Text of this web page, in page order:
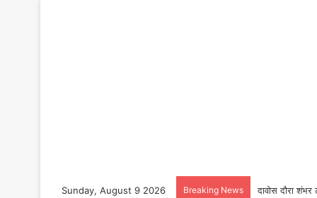
Sunday, August 9 2026 Breaking News दावोस दौरा